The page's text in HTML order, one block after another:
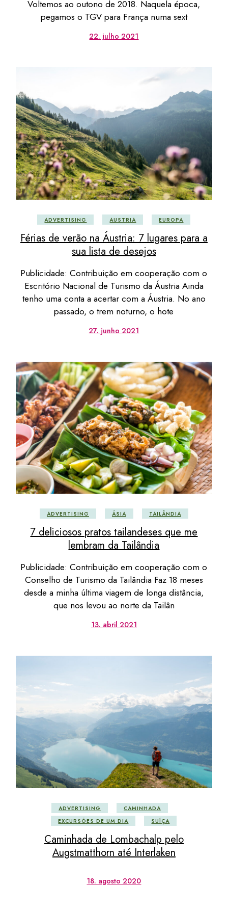
Voltemos ao outono de 2018. Naquela época,
pegamos o TGV para França numa sext
22. julho 2021
ADVERTISING AUSTRIA EUROPA
Férias de verão na Áustria: 7 lugares para a
sua lista de desejos
Publicidade: Contribuição em cooperação com o
Escritório Nacional de Turismo da Áustria Ainda
tenho uma conta a acertar com a Áustria. No ano
passado, o trem noturno, o hote
27. junho 2021
ADVERTISING ÁSIA TAILÂNDIA
7 deliciosos pratos tailandeses que me
lembram da Tailândia
Publicidade: Contribuição em cooperação com o
Conselho de Turismo da Tailândia Faz 18 meses
desde a minha última viagem de longa distância,
que nos levou ao norte da Tailân
13. abril 2021
ADVERTISING
CAMINHADA
EXCURSÕES DE UM DIA
SUÍÇA
Caminhada de Lombachalp pelo
Augstmatthorn até Interlaken
18. agosto 2020